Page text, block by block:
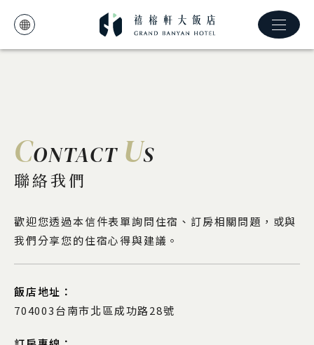
CONTACT US
聯絡我們
歡迎您透過本信件表單詢問住宿、訂房相關問題，或與
我們分享您的住宿心得與建議。
飯店地址：
704003台南市北區成功路28號